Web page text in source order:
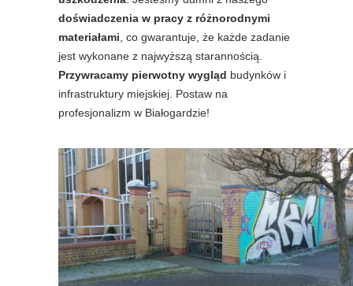
doświadczenia w pracy z różnorodnymi
materiałami , co gwarantuje, że każde zadanie
jest wykonane z najwyższą starannością.
Przywracamy pierwotny wygląd budynków i
infrastruktury miejskiej. Postaw na
profesjonalizm w Białogardzie!